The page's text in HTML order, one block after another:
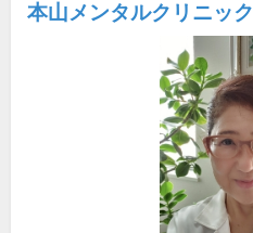
本山メンタルクリニック